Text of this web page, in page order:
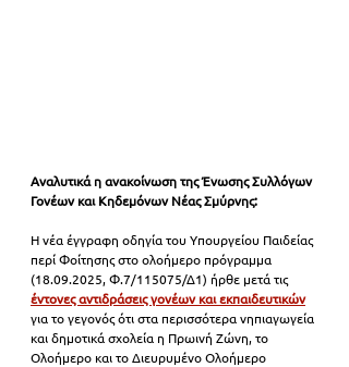
Αναλυτικά η ανακοίνωση της Ένωσης Συλλόγων
Γονέων και Κηδεμόνων Νέας Σμύρνης:
Η νέα έγγραφη οδηγία του Υπουργείου Παιδείας
περί Φοίτησης στο ολοήμερο πρόγραμμα
(18.09.2025, Φ.7/115075/Δ1) ήρθε μετά τις
έντονες αντιδράσεις γονέων και εκπαιδευτικών
για το γεγονός ότι στα περισσότερα νηπιαγωγεία
και δημοτικά σχολεία η Πρωινή Ζώνη, το
Ολοήμερο και το Διευρυμένο Ολοήμερο